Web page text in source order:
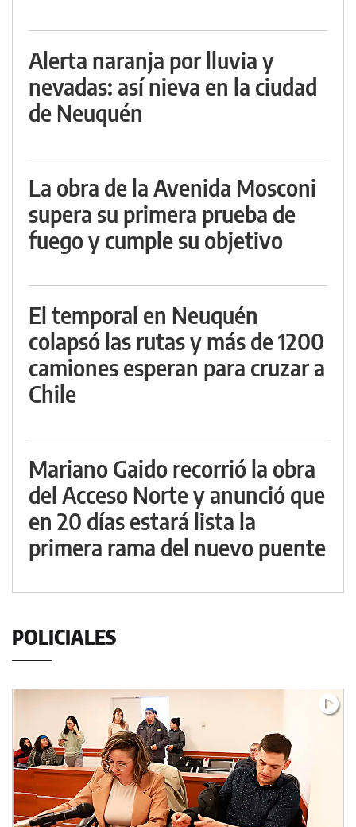
Alerta naranja por lluvia y
nevadas: así nieva en la ciudad
de Neuquén
La obra de la Avenida Mosconi
supera su primera prueba de
fuego y cumple su objetivo
El temporal en Neuquén
colapsó las rutas y más de 1200
camiones esperan para cruzar a
Chile
Mariano Gaido recorrió la obra
del Acceso Norte y anunció que
en 20 días estará lista la
primera rama del nuevo puente
POLICIALES